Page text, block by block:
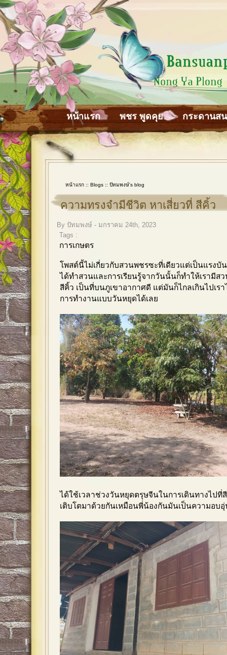
หน้าแรก พชร พูดคุย กระดานส
หน้าแรก :: Blogs :: ปัทมพงษ์'s blog
ความทรงจำมีชีวิต หาเสี่ยวที่ สีคิ้ว
By ปัทมพงษ์ - มกราคม 24th, 2023
Tags :
การเกษตร
โพสต์นี้ไม่เกี่ยวกับสวนพชรซะที่เดียวแต่เป็นแรงบั
ได้ทำสวนและการเรียนรู้จากวันนั้นก็ทำให้เรามี
สีคิ้ว เป็นที่บนภูเขาอากาศดี แต่มันก็ไกลเกินไปเร
การทำงานแบบวันหยุดได้เลย
ได้ใช้เวลาช่วงวันหยุดตรุษจีนในการเดินทางไป
เติบโตมาด้วยกันเหมือนพี่น้องกันมันเป็นความอบ